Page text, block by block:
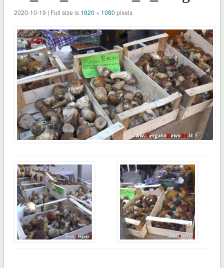
2020-10-19 | Full size is 1920 × 1080 pixels